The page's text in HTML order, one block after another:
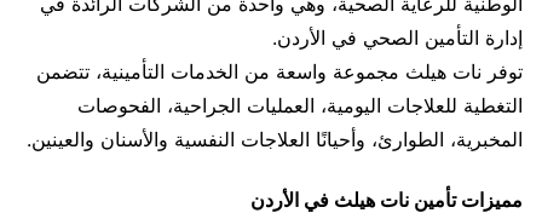
إدارة التأمين الصحي في الأردن.
توفر نات هيلث مجموعة واسعة من الخدمات التأمينية، تتضمن
التغطية للعلاجات اليومية، العمليات الجراحية، الفحوصات
المخبرية، الطوارئ، وأحيانًا العلاجات النفسية والأسنان والعينين.
مميزات تأمين نات هيلث في الأردن